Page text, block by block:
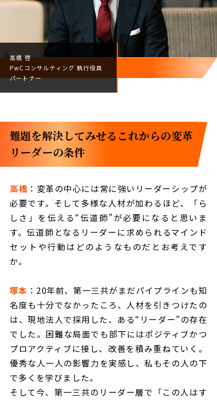
高橋 啓
PwCコンサルティング執行役員
パートナー
難題を解決してみせる――これからの変革
リーダーの条件
高橋 ：変革の中心には常に強いリーダーシップが
必要です。そして多様な人材が加わるほど、「ら
しさ」を伝える“伝道師”が必要になると思いま
す。伝道師となるリーダーに求められるマインド
セットや行動はどのようなものだとお考えです
か。
塚本 ：20年前、第一三共がまだパイプラインも知
名度も十分でなかったころ、人材を引きつけたの
は、現地法人で採用した、ある“リーダー”の存在
でした。困難な局面でも部下にはポジティブかつ
プロアクティブに接し、改善を積み重ねていく。
優秀な人一人の影響力を実感し、私もその人の下
で多くを学びました。
そして今、第一三共のリーダー層で「この人はす